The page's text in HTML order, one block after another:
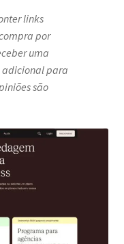
links
por
uma
adicional para
são